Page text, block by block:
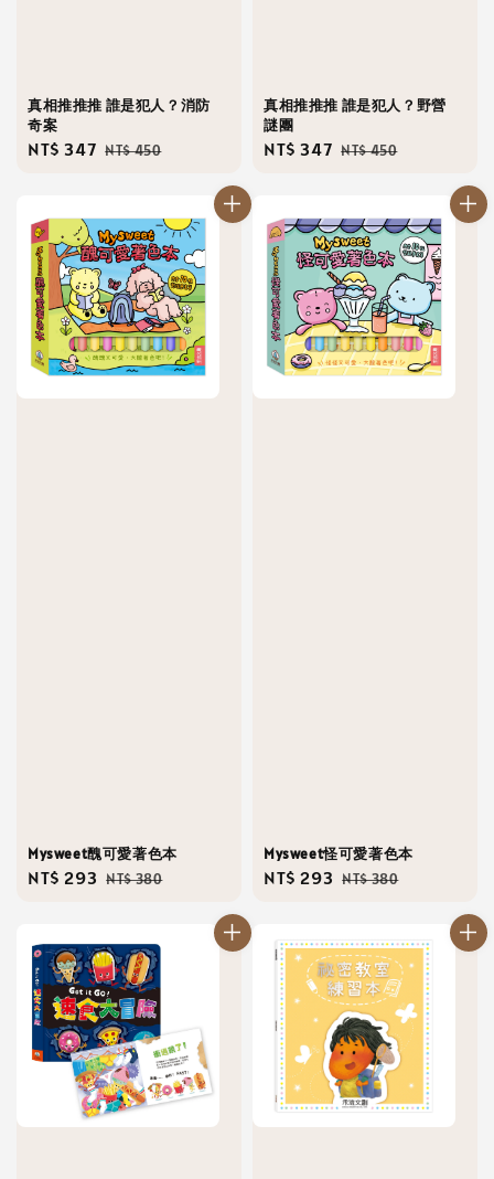
真相推推推 誰是犯人？消防
奇案
Sale
NT$ 347 Regular
NT$ 450
真相推推推 誰是犯人？野營
謎團
Sale
NT$ 347 Regular
NT$ 450
Mysweet醜可愛著色本
Sale
NT$ 293 Regular
NT$ 380
Mysweet怪可愛著色本
Sale
NT$ 293 Regular
NT$ 380